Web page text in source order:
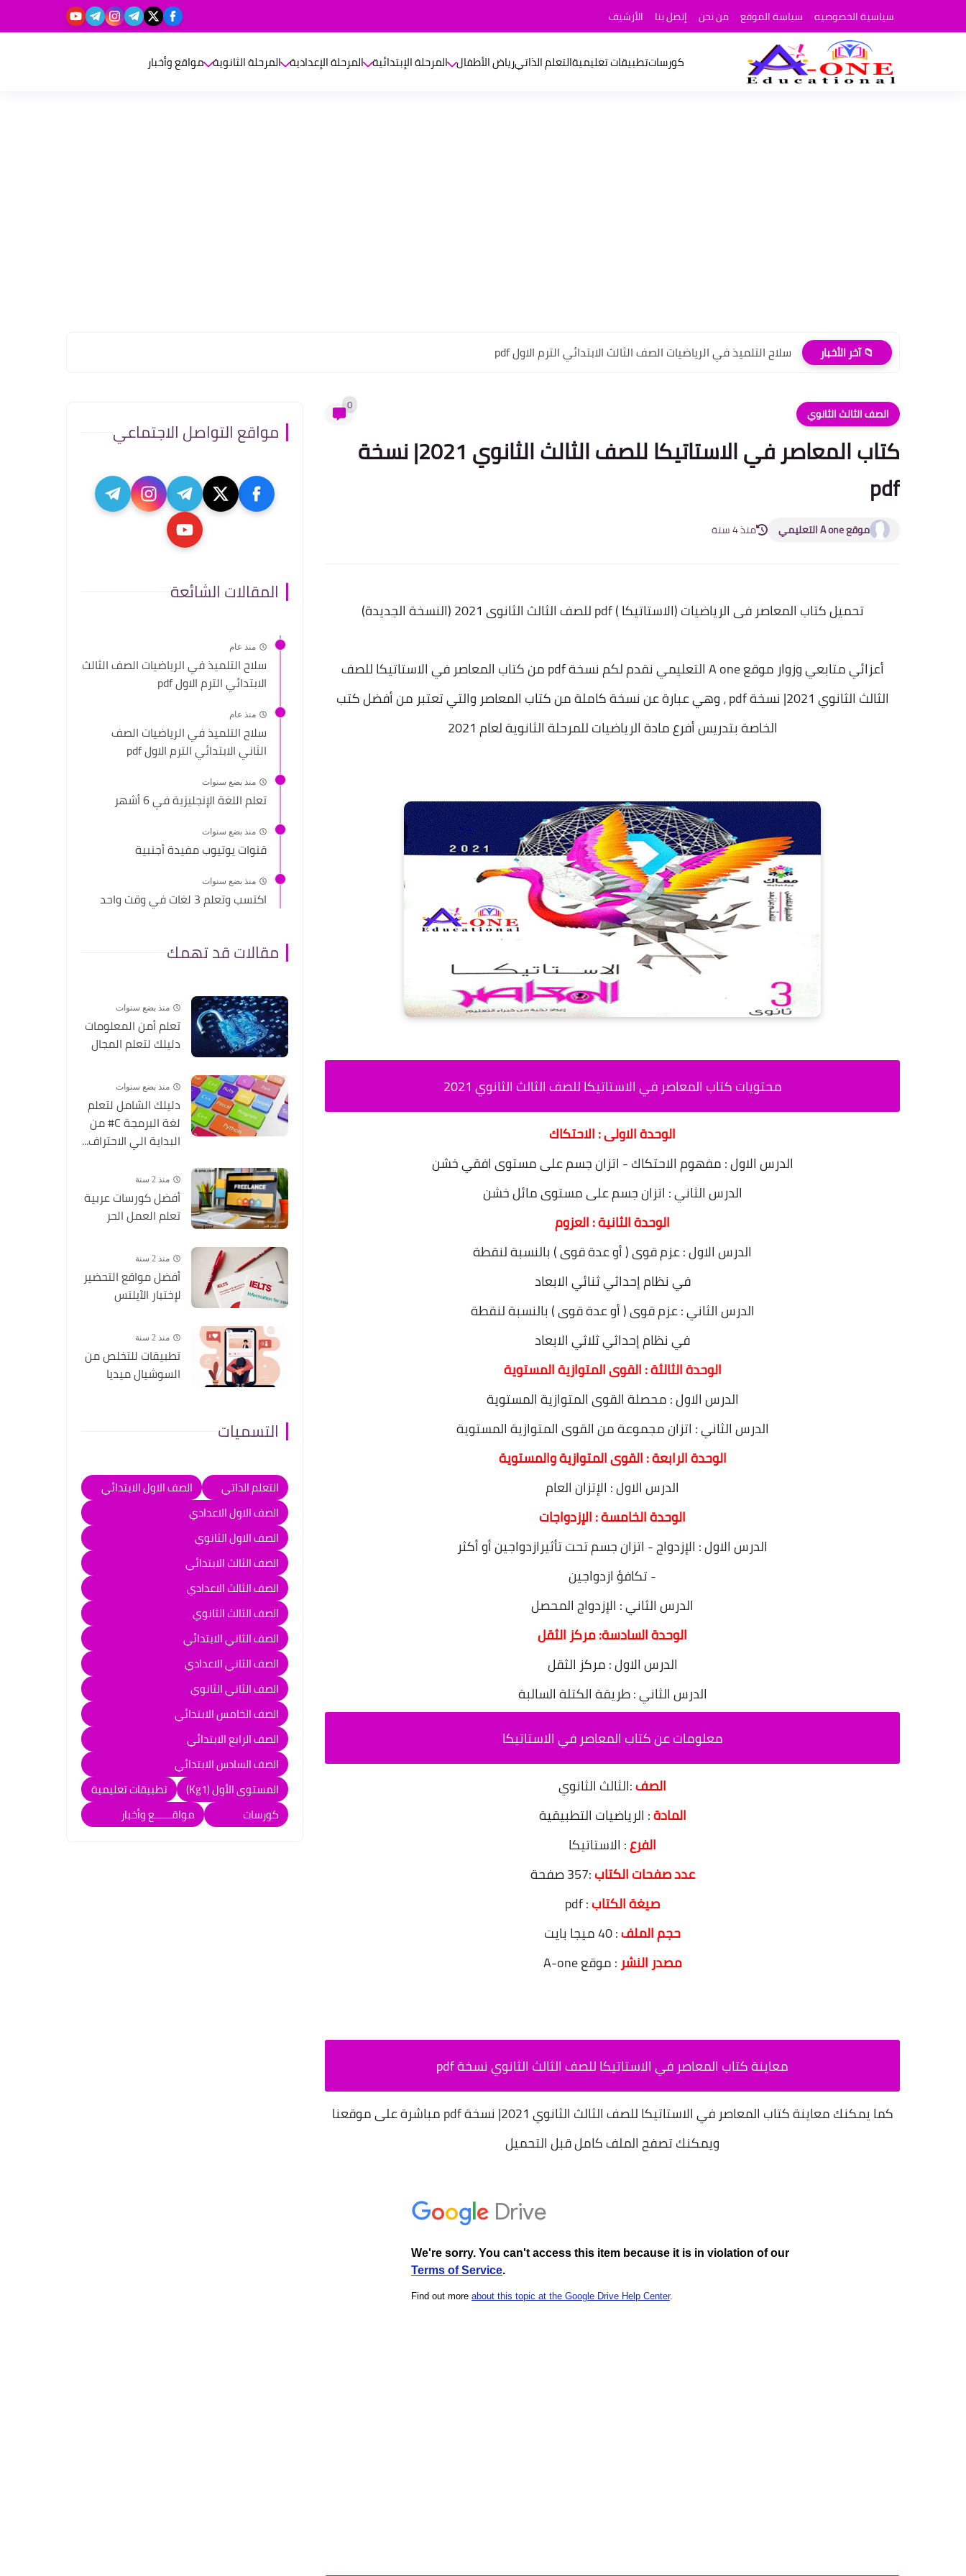
سياسية الخصوصيه سياسة الموقع من نحن إتصل بنا الأرشيف
كورساتتطبيقات تعليميةالتعلم الذاتيرياض الأطفال المرحلة الإبتدائية المرحلة الإعدادية المرحلة الثانوية مواقع وأخبار
📁 آخر الأخبار سلاح التلميذ في الرياضيات الصف الثالث الابتدائي الترم الاول pdf
الصف الثالث الثانوي 0
كتاب المعاصر في الاستاتيكا للصف الثالث الثانوي 2021| نسخة
pdf
موقع A one التعليمي منذ 4 سنة
تحميل كتاب المعاصر فى الرياضيات (الاستاتيكا ) pdf للصف الثالث الثانوى 2021 (النسخة الجديدة)
أعزائي متابعي وزوار موقع A one التعليمي نقدم لكم نسخة pdf من كتاب المعاصر في الاستاتيكا للصف
الثالث الثانوي 2021| نسخة pdf ، وهي عبارة عن نسخة كاملة من كتاب المعاصر والتي تعتبر من أفضل كتب
الخاصة بتدريس أفرع مادة الرياضيات للمرحلة الثانوية لعام 2021
محتويات كتاب المعاصر في الاستاتيكا للصف الثالث الثانوي 2021
الوحدة الاولى : الاحتكاك
الدرس الاول : مفهوم الاحتكاك - اتزان جسم على مستوى افقي خشن
الدرس الثاني : اتزان جسم على مستوى مائل خشن
الوحدة الثانية : العزوم
الدرس الاول : عزم قوى ( أو عدة قوى ) بالنسبة لنقطة
في نظام إحداثي ثنائي الابعاد
الدرس الثاني : عزم قوى ( أو عدة قوى ) بالنسبة لنقطة
في نظام إحداثي ثلاثي الابعاد
الوحدة الثالثة : القوى المتوازية المستوية
الدرس الاول : محصلة القوى المتوازية المستوية
الدرس الثاني : اتزان مجموعة من القوى المتوازية المستوية
الوحدة الرابعة : القوى المتوازية والمستوية
الدرس الاول : الإتزان العام
الوحدة الخامسة : الإزدواجات
الدرس الاول : الإزدواج - اتزان جسم تحت تأثيرازدواجين أو أكثر
- تكافؤ ازدواجين
الدرس الثاني : الإزدواج المحصل
الوحدة السادسة: مركز الثقل
الدرس الاول : مركز الثقل
الدرس الثاني : طريقة الكتلة السالبة
معلومات عن كتاب المعاصر في الاستاتيكا
الصف:الثالث الثانوي
المادة: الرياضيات التطبيقية
الفرع: الاستاتيكا
عدد صفحات الكتاب:357 صفحة
صيغة الكتاب: pdf
حجم الملف: 40 ميجا بايت
مصدر النشر: موقع A-one
معاينة كتاب المعاصر في الاستاتيكا للصف الثالث الثانوي نسخة pdf
كما يمكنك معاينة كتاب المعاصر في الاستاتيكا للصف الثالث الثانوي 2021| نسخة pdf مباشرة على موقعنا
ويمكنك تصفح الملف كامل قبل التحميل
مواقع التواصل الاجتماعي
المقالات الشائعة
منذ عام
سلاح التلميذ في الرياضيات الصف الثالث
الابتدائي الترم الاول pdf
منذ عام
سلاح التلميذ في الرياضيات الصف
الثاني الابتدائي الترم الاول pdf
منذ بضع سنوات
تعلم اللغة الإنجليزية في 6 أشهر
منذ بضع سنوات
قنوات يوتيوب مفيدة أجنبية
منذ بضع سنوات
اكتسب وتعلم 3 لغات في وقت واحد
مقالات قد تهمك
منذ بضع سنوات
تعلم أمن المعلومات
دليلك لتعلم المجال
منذ بضع سنوات
دليلك الشامل لتعلم
لغة البرمجة C# من
البداية الي الاحتراف...
منذ 2 سنة
أفضل كورسات عربية
تعلم العمل الحر
منذ 2 سنة
أفضل مواقع التحضير
لإختبار الآيلتس
منذ 2 سنة
تطبيقات للتخلص من
السوشيال ميديا
التسميات
التعلم الذاتي
الصف الاول الابتدائي
الصف الاول الاعدادي
الصف الاول الثانوي
الصف الثالث الابتدائي
الصف الثالث الاعدادي
الصف الثالث الثانوي
الصف الثاني الابتدائي
الصف الثاني الاعدادي
الصف الثاني الثانوي
الصف الخامس الابتدائي
الصف الرابع الابتدائي
الصف السادس الابتدائي
المستوى الأول (Kg1)
تطبيقات تعليمية
كورسات
مواقــــــع وأخبار